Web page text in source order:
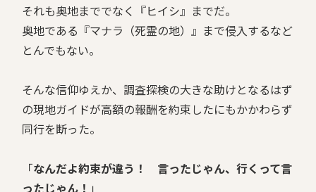
それも奥地まででなく『ヒイシ』までだ。
奥地である『マナラ（死霊の地）』まで侵入するなど
とんでもない。
そんな信仰ゆえか、調査探検の大きな助けとなるはず
の現地ガイドが高額の報酬を約束したにもかかわらず
同行を断った。
「なんだよ約束が違う！ 言ったじゃん、行くって言
ったじゃん！ 」